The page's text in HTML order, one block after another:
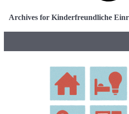
Archives for Kinderfreundliche